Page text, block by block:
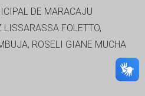
DE MARACAJU
LISSARASSA FOLETTO,
ROSELI GIANE MUCHA